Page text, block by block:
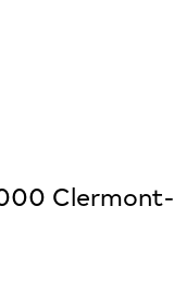
Clermont-